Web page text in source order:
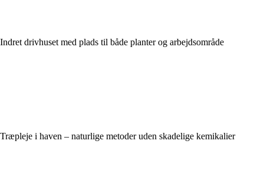
Indret drivhuset med plads til både planter og arbejdsområde
Træpleje i haven – naturlige metoder uden skadelige kemikalier